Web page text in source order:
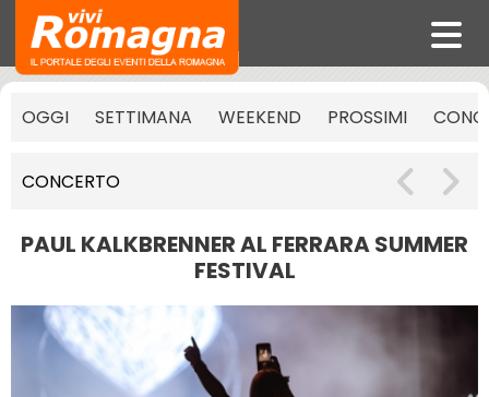
OGGI SETTIMANA WEEKEND PROSSIMI
CONCERTO
PAUL KALKBRENNER AL FERRARA SUMMER
FESTIVAL